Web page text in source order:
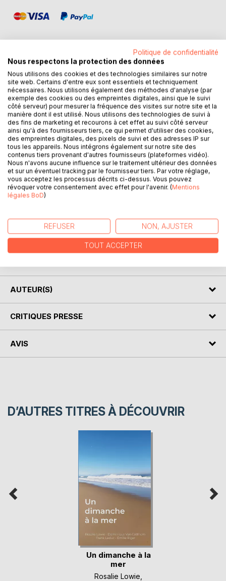
DESCRIPTION
À la suite d'un concours de circonstances aussi absurde
qu'inexorable, un politicien de second plan se retrouve
propulsé à la présidence de la République française. Les
conséquences de cet évènement seront aussi inattendues
que grandioses et même, désopilantes (sauf pour les
victimes de certains dégâts collatéraux).
Commentaires lus dans la presse internationale :
"I haven't read it, but it's a great book" (Donald Trump)
"Grozny (en français : terrible)" (Vladimir Poutine)
"Borisjohnsonesque" (Boris Johnson)
"Navrant" (Manuel Valls)
"Jolly good" (HRH the prince of Walles)
AUTEUR(S)
CRITIQUES PRESSE
AVIS
D’AUTRES TITRES À DÉCOUVRIR
Un dimanche à la
mer
Rosalie Lowie
Politique de confidentialité
Nous respectons la protection des données
Nous utilisons des cookies et des technologies similaires sur notre
site web. Certains d'entre eux sont essentiels et techniquement
nécessaires. Nous utilisons également des méthodes d'analyse (par
exemple des cookies ou des empreintes digitales, ainsi que le suivi
côté serveur) pour mesurer la fréquence des visites sur notre site et la
manière dont il est utilisé. Nous utilisons des technologies de suivi à
des fins de marketing et recourons à cet effet au suivi côté serveur
ainsi qu'à des fournisseurs tiers, ce qui permet d'utiliser des cookies,
des empreintes digitales, des pixels de suivi et des adresses IP sur
tous les appareils. Nous intégrons également sur notre site des
contenus tiers provenant d'autres fournisseurs (plateformes vidéo).
Nous n'avons aucune influence sur le traitement ultérieur des données
et sur un éventuel tracking par le fournisseur tiers. Par votre réglage,
vous acceptez les processus décrits ci-dessus. Vous pouvez
révoquer votre consentement avec effet pour l'avenir. (Mentions
légales BoD)
REFUSER NON, AJUSTER
TOUT ACCEPTER